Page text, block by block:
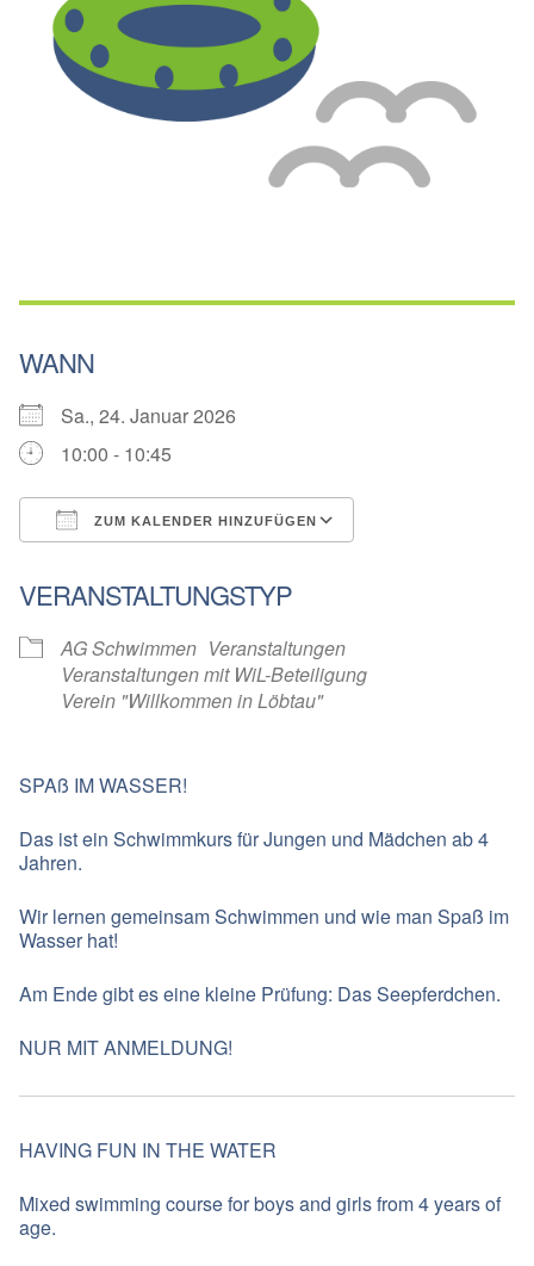
WANN
Sa., 24. Januar 2026
10:00 - 10:45
ZUM KALENDER HINZUFÜGEN
VERANSTALTUNGSTYP
AG Schwimmen Veranstaltungen
Veranstaltungen mit WiL-Beteiligung
Verein "Willkommen in Löbtau"
SPAß IM WASSER!
Das ist ein Schwimmkurs für Jungen und Mädchen ab 4
Jahren.
Wir lernen gemeinsam Schwimmen und wie man Spaß im
Wasser hat!
Am Ende gibt es eine kleine Prüfung: Das Seepferdchen.
NUR MIT ANMELDUNG!
HAVING FUN IN THE WATER
Mixed swimming course for boys and girls from 4 years of
age.